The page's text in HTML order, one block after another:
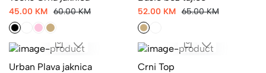
45.00 KM 60.00 KM 52.00 KM 65.00 KM
Urban Plava jaknica Crni Top